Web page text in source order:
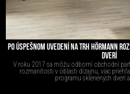
PO ÚSPEŠNOM UVEDENÍ NA TRH HÖRMANN
DVERÍ
V roku 2017 sa môžu odborní obchodní
rozmanitosti v oblasti dizajnu, viac
programu sklenených dverí a